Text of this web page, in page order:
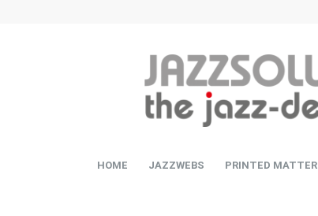
HOME JAZZWEBS PRINTED MATTER